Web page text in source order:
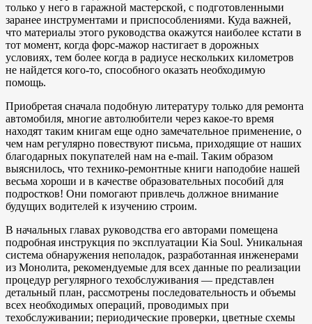
только у него в гаражной мастерской, с подготовленными
заранее инструментами и приспособлениями. Куда важней,
что материалы этого руководства окажутся наиболее кстати в
тот момент, когда форс-мажор настигает в дорожных
условиях, тем более когда в радиусе нескольких километров
не найдется кого-то, способного оказать необходимую
помощь.
Приобретая сначала подобную литературу только для ремонта
автомобиля, многие автолюбители через какое-то время
находят таким книгам еще одно замечательное применение, о
чем нам регулярно повествуют письма, приходящие от наших
благодарных покупателей нам на e-mail. Таким образом
выяснилось, что технико-ремонтные книги наподобие нашей
весьма хороши и в качестве образовательных пособий для
подростков! Они помогают привлечь должное внимание
будущих водителей к изучению строим.
В начальных главах руководства его авторами помещена
подробная инструкция по эксплуатации Kia Soul. Уникальная
система обнаружения неполадок, разработанная инженерами
из Монолита, рекомендуемые для всех данные по реализации
процедур регулярного техобслуживания — представлен
детальный план, рассмотрены последовательность и объемы
всех необходимых операций, проводимых при
техобслуживании; периодические проверки, цветные схемы